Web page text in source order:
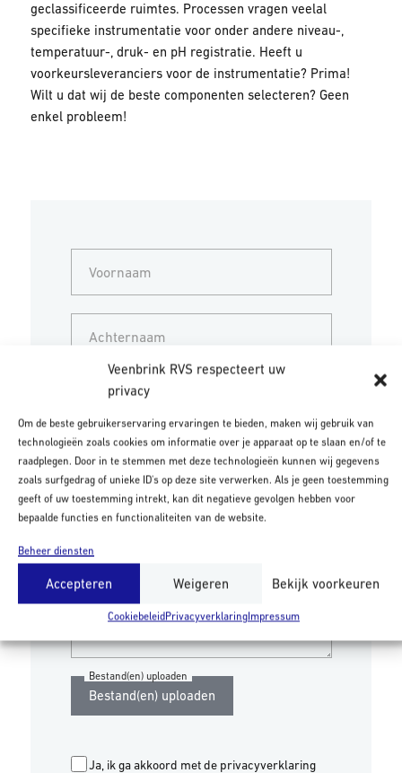
Veenbrink RVS respecteert uw
privacy
Om de beste gebruikerservaring ervaringen te bieden, maken wij gebruik van
technologieën zoals cookies om informatie over je apparaat op te slaan en/of te
raadplegen. Door in te stemmen met deze technologieën kunnen wij gegevens
zoals surfgedrag of unieke ID's op deze site verwerken. Als je geen toestemming
geeft of uw toestemming intrekt, kan dit negatieve gevolgen hebben voor
bepaalde functies en functionaliteiten van de website.
Beheer diensten
Accepteren Weigeren Bekijk voorkeuren
CookiebeleidPrivacyverklaringImpressum
geclassificeerde ruimtes. Processen vragen veelal
specifieke instrumentatie voor onder andere niveau-,
temperatuur-, druk- en pH registratie. Heeft u
voorkeursleveranciers voor de instrumentatie? Prima!
Wilt u dat wij de beste componenten selecteren? Geen
enkel probleem!
Voornaam
Achternaam
Bedrijfsnaam
E-mailadres
Uw bericht
Bestand(en) uploaden
Bestand(en) uploaden
Ja, ik ga akkoord met de privacyverklaring